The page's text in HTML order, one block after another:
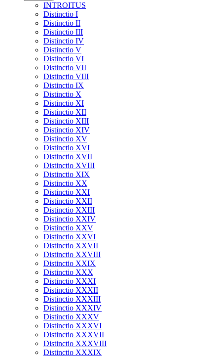
INTROITUS
Distinctio I
Distinctio II
Distinctio III
Distinctio IV
Distinctio V
Distinctio VI
Distinctio VII
Distinctio VIII
Distinctio IX
Distinctio X
Distinctio XI
Distinctio XII
Distinctio XIII
Distinctio XIV
Distinctio XV
Distinctio XVI
Distinctio XVII
Distinctio XVIII
Distinctio XIX
Distinctio XX
Distinctio XXI
Distinctio XXII
Distinctio XXIII
Distinctio XXIV
Distinctio XXV
Distinctio XXVI
Distinctio XXVII
Distinctio XXVIII
Distinctio XXIX
Distinctio XXX
Distinctio XXXI
Distinctio XXXII
Distinctio XXXIII
Distinctio XXXIV
Distinctio XXXV
Distinctio XXXVI
Distinctio XXXVII
Distinctio XXXVIII
Distinctio XXXIX